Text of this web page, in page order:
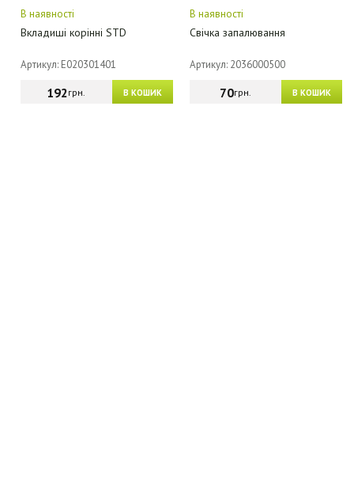
В наявності
Вкладиші корінні STD
Артикул: E020301401
В КОШИК
192грн.
В наявності
Свічка запалювання
Артикул: 2036000500
В КОШИК
70грн.